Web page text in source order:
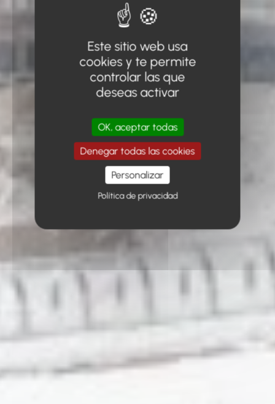
Este sitio web usa
cookies y te permite
controlar las que
deseas activar
OK, aceptar todas
Denegar todas las cookies
Personalizar
Política de privacidad